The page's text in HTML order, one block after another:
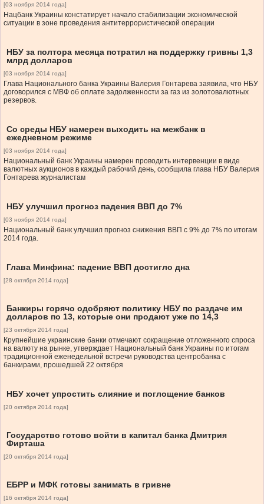
[03 ноября 2014 года]
Нацбанк Украины констатирует начало стабилизации экономической
ситуации в зоне проведения антитеррористической операции
НБУ за полтора месяца потратил на поддержку гривны 1,3
млрд долларов
[03 ноября 2014 года]
Глава Национального банка Украины Валерия Гонтарева заявила, что НБУ
договорился с МВФ об оплате задолженности за газ из золотовалютных
резервов.
Со среды НБУ намерен выходить на межбанк в
ежедневном режиме
[03 ноября 2014 года]
Национальный банк Украины намерен проводить интервенции в виде
валютных аукционов в каждый рабочий день, сообщила глава НБУ Валерия
Гонтарева журналистам
НБУ улучшил прогноз падения ВВП до 7%
[03 ноября 2014 года]
Национальный банк улучшил прогноз снижения ВВП с 9% до 7% по итогам
2014 года.
Глава Минфина: падение ВВП достигло дна
[28 октября 2014 года]
Банкиры горячо одобряют политику НБУ по раздаче им
долларов по 13, которые они продают уже по 14,3
[23 октября 2014 года]
Крупнейшие украинские банки отмечают сокращение отложенного спроса
на валюту на рынке, утверждает Национальный банк Украины по итогам
традиционной еженедельной встречи руководства центробанка с
банкирами, прошедшей 22 октября
НБУ хочет упростить слияние и поглощение банков
[20 октября 2014 года]
Государство готово войти в капитал банка Дмитрия
Фирташа
[20 октября 2014 года]
ЕБРР и МФК готовы занимать в гривне
[16 октября 2014 года]